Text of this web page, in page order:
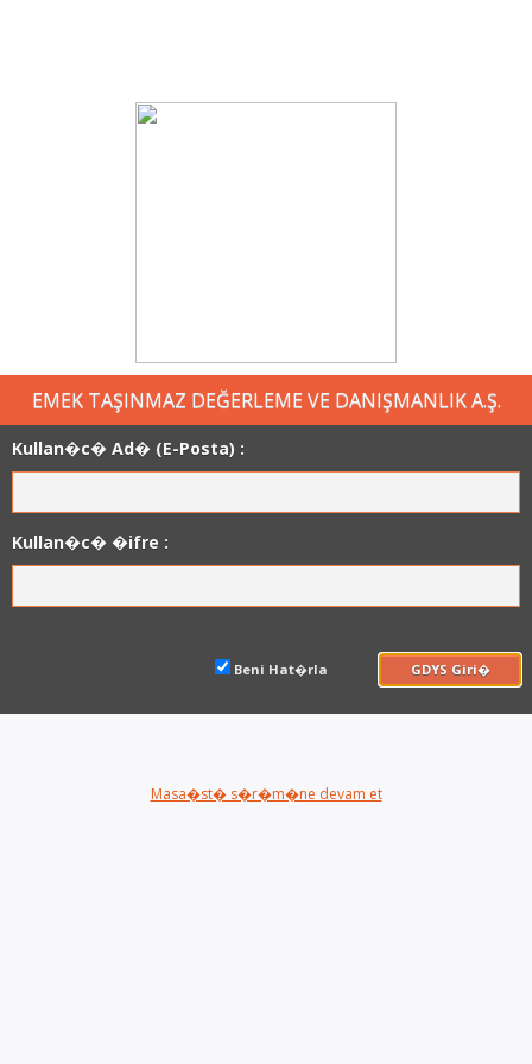
EMEK TAŞINMAZ DEĞERLEME VE DANIŞMANLIK A.Ş.
Kullan�c� Ad� (E-Posta) :
Kullan�c� �ifre :
Beni Hat�rla GDYS Giri�
Masa�st� s�r�m�ne devam et